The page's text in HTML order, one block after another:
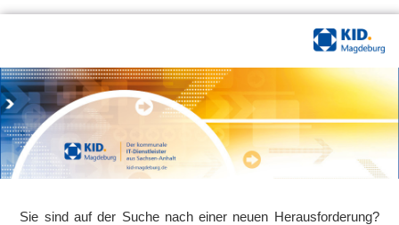
Sie sind auf der Suche nach einer neuen Herausforderung?